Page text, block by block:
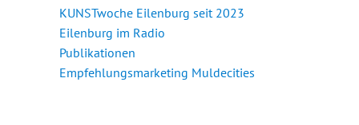
KUNSTwoche Eilenburg seit 2023
Eilenburg im Radio
Publikationen
Empfehlungsmarketing Muldecities